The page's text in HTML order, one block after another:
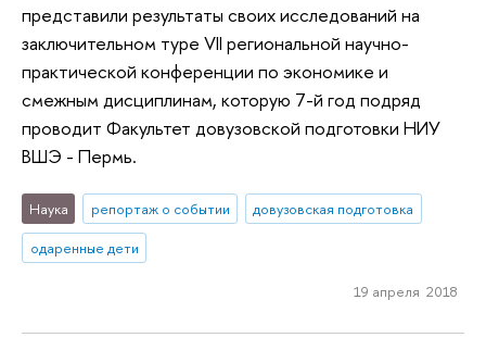
представили результаты своих исследований на
заключительном туре VII региональной научно-
практической конференции по экономике и
смежным дисциплинам, которую 7-й год подряд
проводит Факультет довузовской подготовки НИУ
ВШЭ - Пермь.
Наука репортаж о событии
довузовская подготовка
одаренные дети
19 апреля 2018